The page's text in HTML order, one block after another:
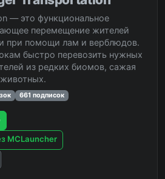
— это функциональное
перемещение жителей
при помощи лам и верблюдов.
быстро перевозить нужных
из редких биомов, сажая
661 подписок
MCLauncher